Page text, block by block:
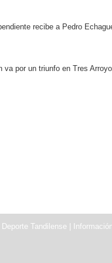
recibe a Pedro
va por un triunfo en Tres
Deporte Tandilense |